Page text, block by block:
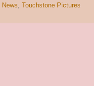
News, Touchstone Pictures